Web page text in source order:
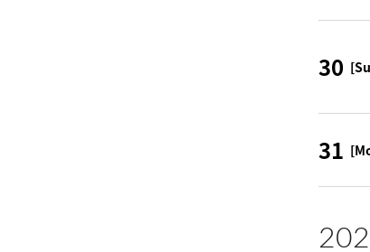
30
31